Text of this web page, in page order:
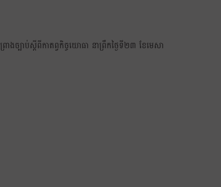
ងច្បាប់ស្តីពីកាតព្វកិច្ចយោធា នាព្រឹកថ្ងៃទី២៣ ខែមេសា